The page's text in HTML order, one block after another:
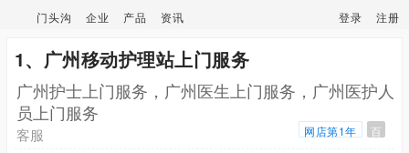
门头沟 企业 产品 资讯 登录 注册
1、广州移动护理站上门服务
广州护士上门服务，广州医生上门服务，广州医护人
员上门服务
客服 网店第1年 百